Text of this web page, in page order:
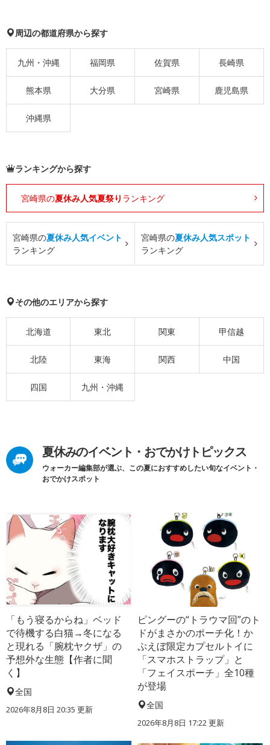
周辺の都道府県から探す
九州・沖縄 福岡県 佐賀県 長崎県
熊本県 大分県 宮崎県 鹿児島県
沖縄県
ランキングから探す
宮崎県の夏休み人気夏祭り ランキング
宮崎県の夏休み人気イベント
ランキング
宮崎県の夏休み人気スポット
ランキング
その他のエリアから探す
北海道 東北 関東 甲信越
北陸 東海 関西 中国
四国 九州・沖縄
夏休みのイベント・おでかけトピックス
ウォーカー編集部が選ぶ、この夏におすすめしたい旬なイベント・
おでかけスポット
「もう寝るからね」ベッド
で待機する白猫→冬になる
と現れる「腕枕ヤクザ」の
予想外な生態【作者に聞
く】
全国
2026年8月8日 20:35 更新
ピングーの“トラウマ回”のト
ドがまさかのポーチ化！か
ぷえぼ限定カプセルトイに
「スマホストラップ」と
「フェイスポーチ」全10種
が登場
全国
2026年8月8日 17:22 更新